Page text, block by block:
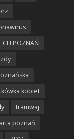
POZNAŃ
kobiet
tramwaj
poznań